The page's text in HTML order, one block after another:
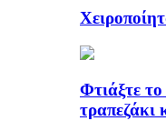
Φτιάξτε
τραπεζάκι